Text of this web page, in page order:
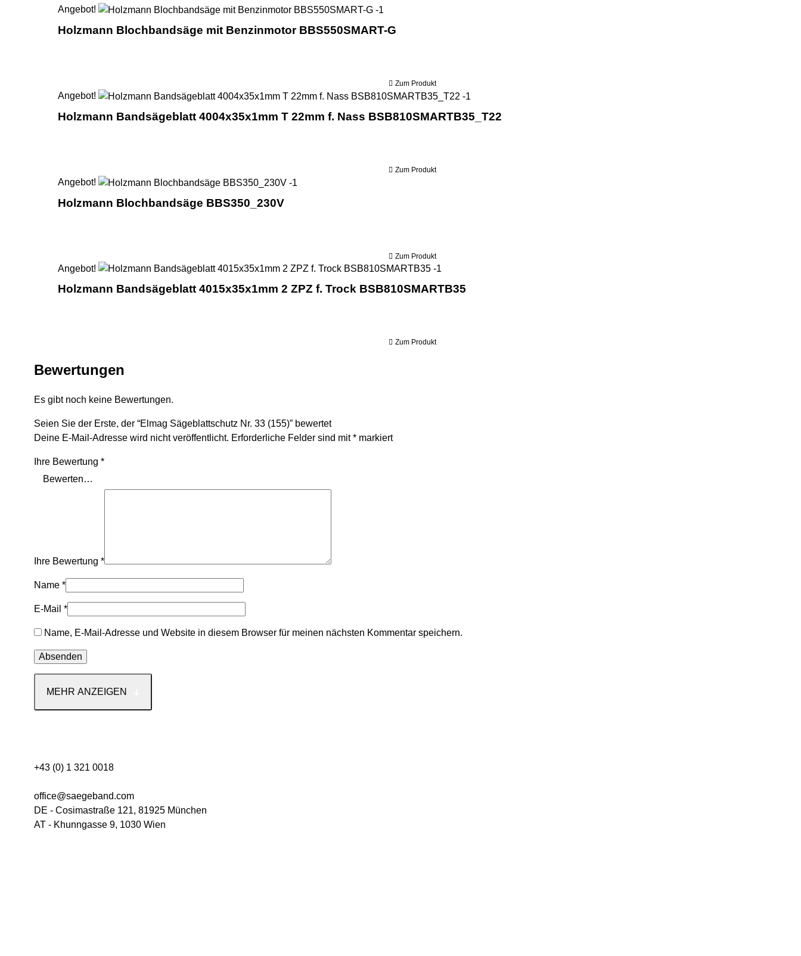
Angebot!
Holzmann Blochbandsäge mit Benzinmotor BBS550SMART-G
Zum Produkt
Angebot!
Holzmann Bandsägeblatt 4004x35x1mm T 22mm f. Nass BSB810SMARTB35_T22
Zum Produkt
Angebot!
Holzmann Blochbandsäge BBS350_230V
Zum Produkt
Angebot!
Holzmann Bandsägeblatt 4015x35x1mm 2 ZPZ f. Trock BSB810SMARTB35
Zum Produkt
Bewertungen
Es gibt noch keine Bewertungen.
Seien Sie der Erste, der “Elmag Sägeblattschutz Nr. 33 (155)” bewertet
Deine E-Mail-Adresse wird nicht veröffentlicht. Erforderliche Felder sind mit* markiert
Ihre Bewertung *
Ihre Bewertung *
Name *
E-Mail *
Name, E-Mail-Adresse und Website in diesem Browser für meinen nächsten Kommentar speichern.
MEHR ANZEIGEN
+43 (0) 1 321 0018
office@saegeband.com
DE - Cosimastraße 121, 81925 München
AT - Khunngasse 9, 1030 Wien